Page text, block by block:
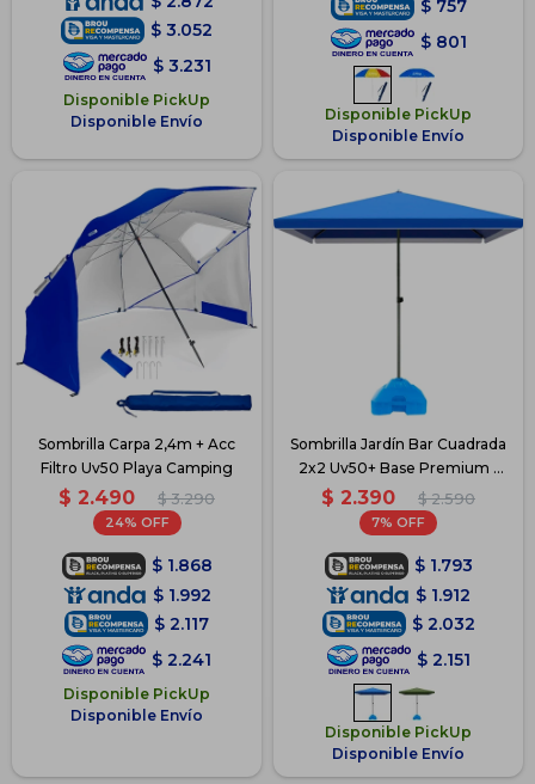
$ 3.052
$ 3.231
Disponible PickUp
Disponible Envío
$ 757
$ 801
Disponible PickUp
Disponible Envío
Sombrilla Carpa 2,4m + Acc
Filtro Uv50 Playa Camping
$ 2.490 $ 3.290
24
$ 1.868
$ 1.992
$ 2.117
$ 2.241
Disponible PickUp
Disponible Envío
Sombrilla Jardín Bar Cuadrada
2x2 Uv50+ Base Premium -
Azul
$ 2.390 $ 2.590
7
$ 1.793
$ 1.912
$ 2.032
$ 2.151
Disponible PickUp
Disponible Envío